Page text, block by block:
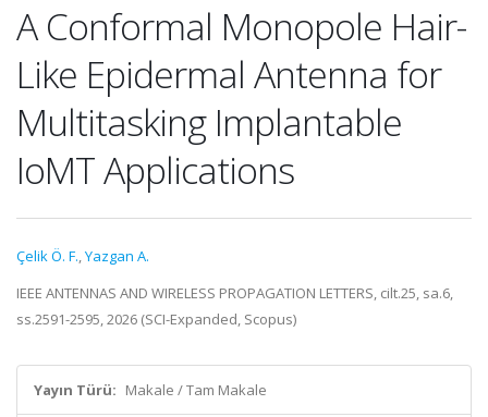
A Conformal Monopole Hair-
Like Epidermal Antenna for
Multitasking Implantable
IoMT Applications
Çelik Ö. F.,Yazgan A.
IEEE ANTENNAS AND WIRELESS PROPAGATION LETTERS, cilt.25, sa.6,
ss.2591-2595, 2026 (SCI-Expanded, Scopus)
Yayın Türü: Makale / Tam Makale